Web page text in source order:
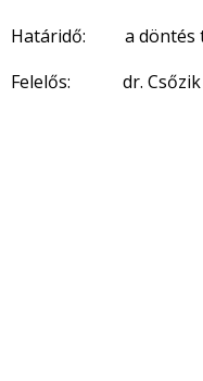
Határidő: a döntés
Felelős: dr. Csőzik